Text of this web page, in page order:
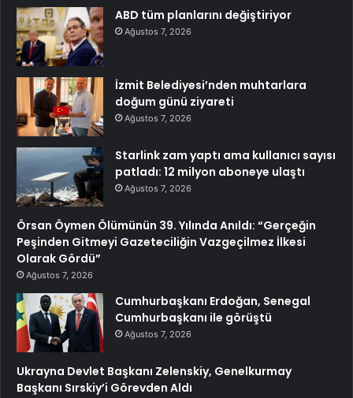
ABD tüm planlarını değiştiriyor
Ağustos 7, 2026
İzmit Belediyesi’nden muhtarlara
doğum günü ziyareti
Ağustos 7, 2026
Starlink zam yaptı ama kullanıcı sayısı
patladı: 12 milyon aboneye ulaştı
Ağustos 7, 2026
Örsan Öymen Ölümünün 39. Yılında Anıldı: “Gerçeğin
Peşinden Gitmeyi Gazeteciliğin Vazgeçilmez İlkesi
Olarak Gördü”
Ağustos 7, 2026
Cumhurbaşkanı Erdoğan, Senegal
Cumhurbaşkanı ile görüştü
Ağustos 7, 2026
Ukrayna Devlet Başkanı Zelenskiy, Genelkurmay
Başkanı Sırskiy’i Görevden Aldı